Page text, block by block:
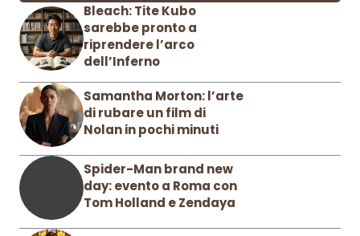
Bleach: Tite Kubo
sarebbe pronto a
riprendere l’arco
dell’Inferno
Samantha Morton: l’arte
di rubare un film di
Nolan in pochi minuti
Spider-Man brand new
day: evento a Roma con
Tom Holland e Zendaya